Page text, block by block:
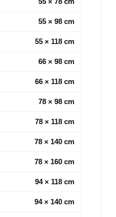
55 × 98 cm
55 × 118 cm
66 × 98 cm
66 × 118 cm
78 × 98 cm
78 × 118 cm
78 × 140 cm
78 × 160 cm
94 × 118 cm
94 × 140 cm